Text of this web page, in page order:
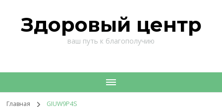
Здоровый центр
ваш путь к благополучию
Главная GIUW9P4S